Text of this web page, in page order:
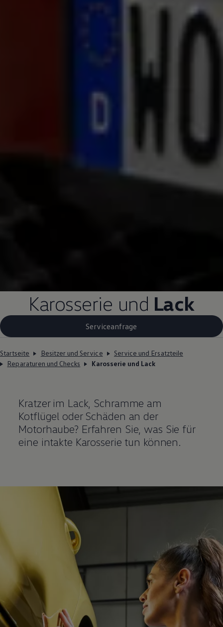
Karosserie und Lack
Serviceanfrage
Startseite Besitzer und Service
Service und Ersatzteile
Reparaturen und Checks
Karosserie und Lack
Kratzer im Lack, Schramme am
Kotflügel oder Schäden an der
Motorhaube? Erfahren Sie, was Sie für
eine intakte Karosserie tun können.